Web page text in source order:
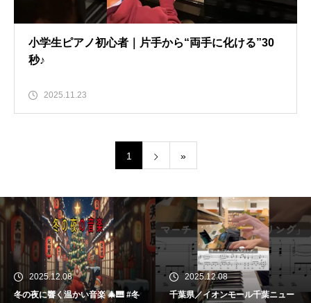
小学生ピアノ初心者｜片手から“両手に化ける”30
秒♪
2025.11.23
1 »
2025.12.08
冬の夜に響く温かい音楽 🎄🎹 #冬
2025.12.08
千葉県／イオンモール千葉ニュー